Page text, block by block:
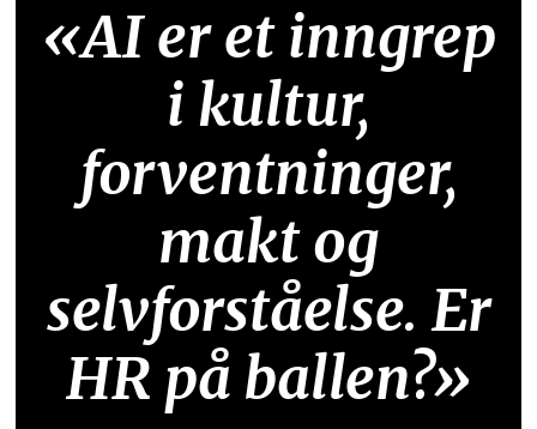
«AI er et inngrep
i kultur,
forventninger,
makt og
selvforståelse. Er
HR på ballen?»